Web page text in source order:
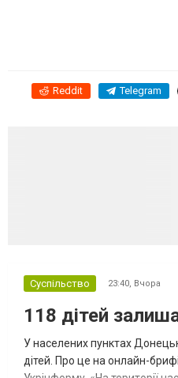
Reddit Telegram
Суспільство 23:40, Вчора
118 дітей
У населених пунктах
дітей. Про це на онлайн-